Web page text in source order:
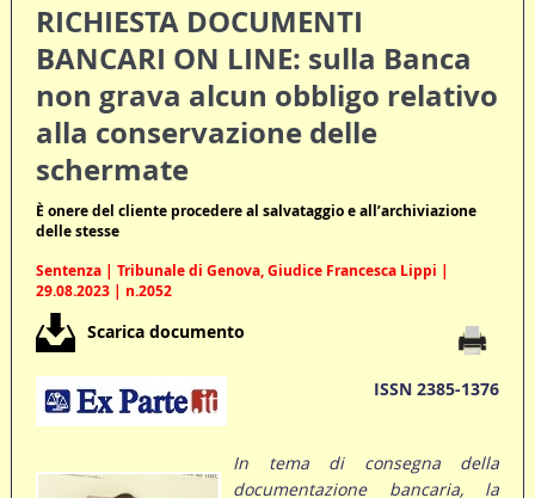
RICHIESTA DOCUMENTI
BANCARI ON LINE: sulla Banca
non grava alcun obbligo relativo
alla conservazione delle
schermate
È onere del cliente procedere al salvataggio e all’archiviazione
delle stesse
Sentenza | Tribunale di Genova, Giudice Francesca Lippi |
29.08.2023 | n.2052
Scarica documento
ISSN 2385-1376
In tema di consegna della
documentazione bancaria, la